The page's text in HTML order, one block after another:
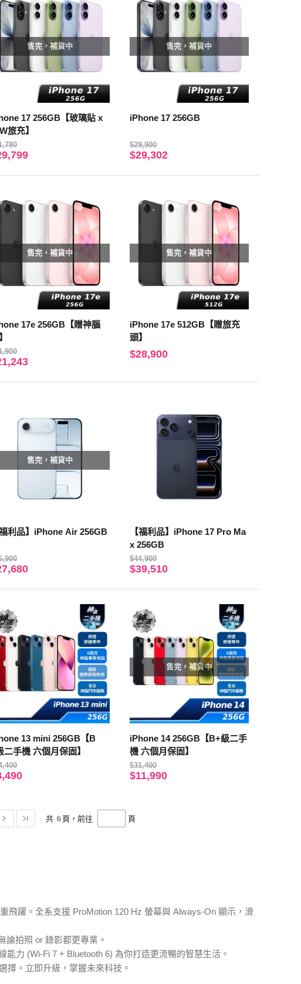
售完，補貨中
256GB【玻璃貼 x
旅充】
售完，補貨中
iPhone 17 256GB
$29,900
$29,302
售完，補貨中
17e 256GB【贈神腦
售完，補貨中
iPhone 17e 512GB【贈旅充
頭】
$28,900
售完，補貨中
福利品】iPhone Air 256GB
【福利品】iPhone 17 Pro Ma
x 256GB
$44,900
$39,510
13 mini 256GB【B
二手機 六個月保固】
售完，補貨中
iPhone 14 256GB【B+級二手
機 六個月保固】
$31,400
$11,990
共 6 頁，前往 頁
飛躍。全系支援 ProMotion 120 Hz 螢幕與 Always-On 顯示，滑
論拍照 or 錄影都更專業。
力 (Wi-Fi 7 + Bluetooth 6) 為你打造更流暢的智慧生活。
擇。立即升級，掌握未來科技。